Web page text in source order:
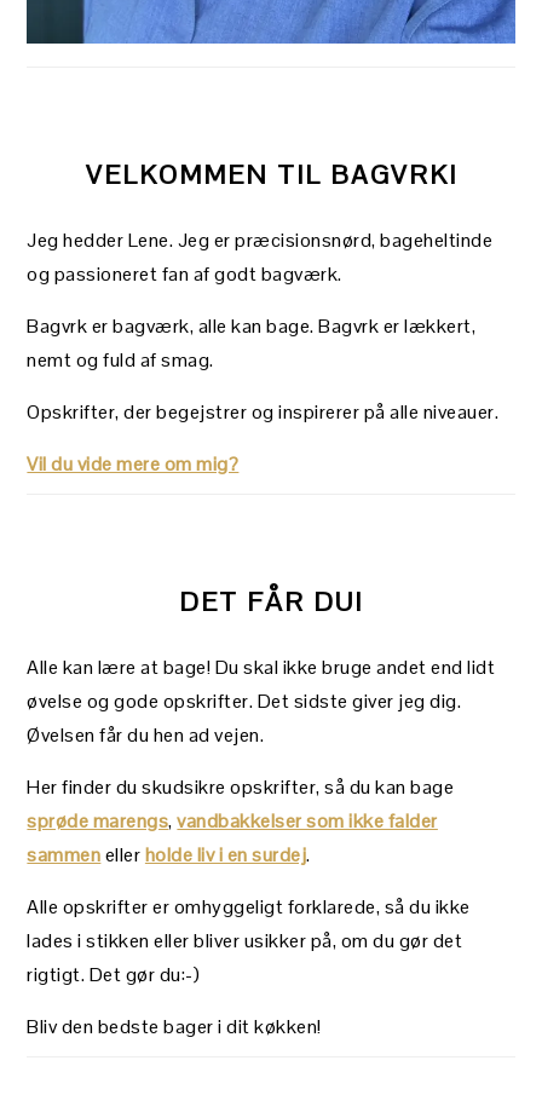
VELKOMMEN TIL BAGVRK!
Jeg hedder Lene. Jeg er præcisionsnørd, bageheltinde
og passioneret fan af godt bagværk.
Bagvrk er bagværk, alle kan bage. Bagvrk er lækkert,
nemt og fuld af smag.
Opskrifter, der begejstrer og inspirerer på alle niveauer.
Vil du vide mere om mig?
DET FÅR DU!
Alle kan lære at bage! Du skal ikke bruge andet end lidt
øvelse og gode opskrifter. Det sidste giver jeg dig.
Øvelsen får du hen ad vejen.
Her finder du skudsikre opskrifter, så du kan bage
sprøde marengs,vandbakkelser som ikke falder
sammenellerholde liv i en surdej.
Alle opskrifter er omhyggeligt forklarede, så du ikke
lades i stikken eller bliver usikker på, om du gør det
rigtigt. Det gør du:-)
Bliv den bedste bager i dit køkken!